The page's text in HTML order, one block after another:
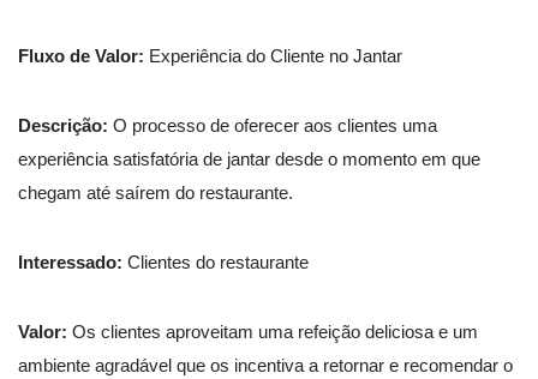
Fluxo de Valor: Experiência do Cliente no Jantar
Descrição: O processo de oferecer aos clientes uma
experiência satisfatória de jantar desde o momento em que
chegam até saírem do restaurante.
Interessado: Clientes do restaurante
Valor: Os clientes aproveitam uma refeição deliciosa e um
ambiente agradável que os incentiva a retornar e recomendar o